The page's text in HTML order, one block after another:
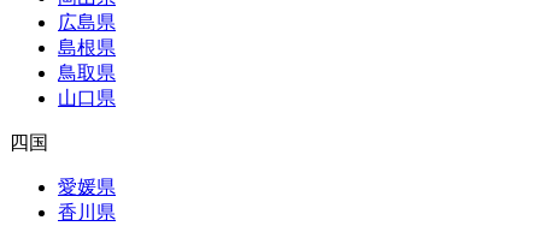
広島県
島根県
鳥取県
山口県
四国
愛媛県
香川県